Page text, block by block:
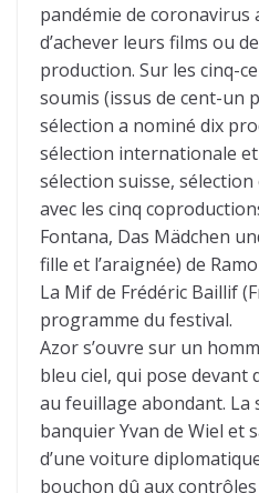
pandémie de
d’achever leurs films ou
production. Sur les cinq-
soumis (issus de cent-un
sélection a nominé dix
sélection internationale
sélection suisse, sélection
avec les cinq
Fontana, Das Mädchen
fille et l’araignée) de
La Mif de Frédéric Baillif
programme du festival.
Azor s’ouvre sur un
bleu ciel, qui pose devant
au feuillage abondant. La
banquier Yvan de Wiel et
d’une voiture
bouchon dû aux